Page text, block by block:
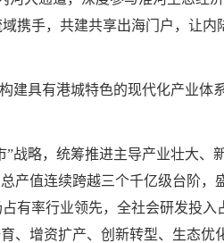
携手，共建共享出海门户，让内
建具有港城特色的现代化产业体
战略，统筹推进主导产业壮大、
产值连续跨越三个千亿级台阶，
有率行业领先，全社会研发投入
、增资扩产、创新转型、生态优